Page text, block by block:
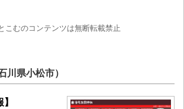
こむのコンテンツは無断転載禁止
川県小松市）